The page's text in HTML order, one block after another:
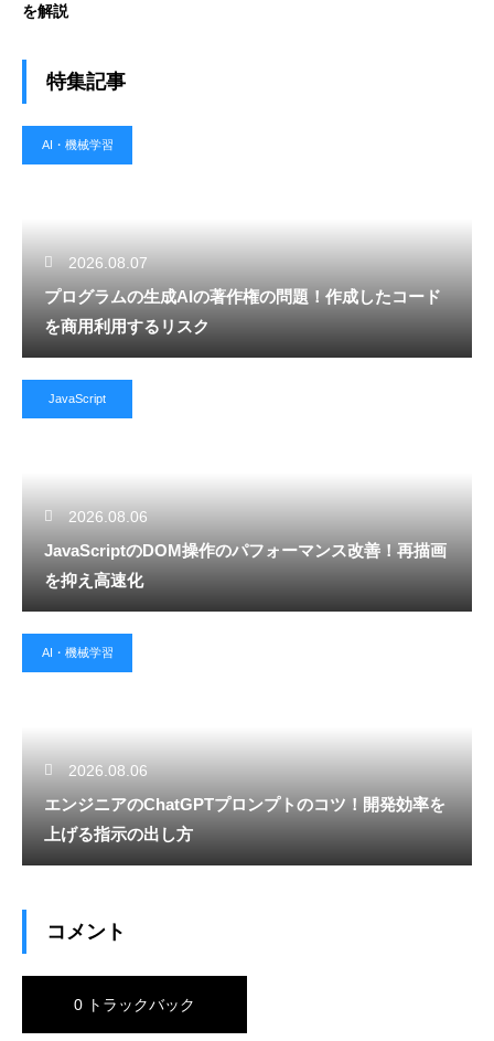
を解説
特集記事
AI・機械学習
2026.08.07
プログラムの生成AIの著作権の問題！作成したコード
を商用利用するリスク
JavaScript
2026.08.06
JavaScriptのDOM操作のパフォーマンス改善！再描画
を抑え高速化
AI・機械学習
2026.08.06
エンジニアのChatGPTプロンプトのコツ！開発効率を
上げる指示の出し方
コメント
0 トラックバック